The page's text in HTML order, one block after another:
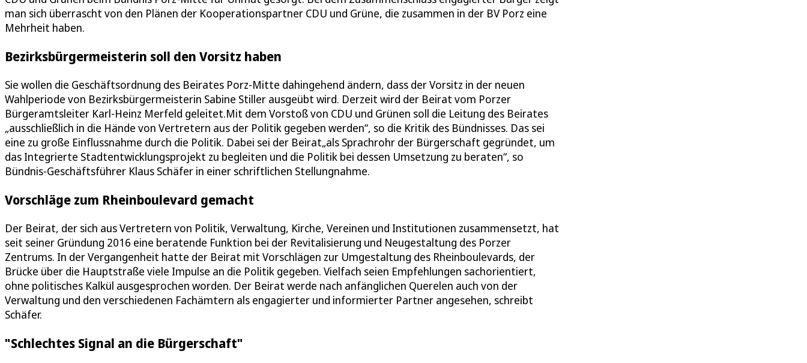
man sich überrascht von den Plänen der Kooperationspartner CDU und Grüne, die zusammen in der BV Porz eine
Mehrheit haben.
Bezirksbürgermeisterin soll den Vorsitz haben
Sie wollen die Geschäftsordnung des Beirates Porz-Mitte dahingehend ändern, dass der Vorsitz in der neuen
Wahlperiode von Bezirksbürgermeisterin Sabine Stiller ausgeübt wird. Derzeit wird der Beirat vom Porzer
Bürgeramtsleiter Karl-Heinz Merfeld geleitet.Mit dem Vorstoß von CDU und Grünen soll die Leitung des Beirates
„ausschließlich in die Hände von Vertretern aus der Politik gegeben werden“, so die Kritik des Bündnisses. Das sei
eine zu große Einflussnahme durch die Politik. Dabei sei der Beirat„als Sprachrohr der Bürgerschaft gegründet, um
das Integrierte Stadtentwicklungsprojekt zu begleiten und die Politik bei dessen Umsetzung zu beraten“, so
Bündnis-Geschäftsführer Klaus Schäfer in einer schriftlichen Stellungnahme.
Vorschläge zum Rheinboulevard gemacht
Der Beirat, der sich aus Vertretern von Politik, Verwaltung, Kirche, Vereinen und Institutionen zusammensetzt, hat
seit seiner Gründung 2016 eine beratende Funktion bei der Revitalisierung und Neugestaltung des Porzer
Zentrums. In der Vergangenheit hatte der Beirat mit Vorschlägen zur Umgestaltung des Rheinboulevards, der
Brücke über die Hauptstraße viele Impulse an die Politik gegeben. Vielfach seien Empfehlungen sachorientiert,
ohne politisches Kalkül ausgesprochen worden. Der Beirat werde nach anfänglichen Querelen auch von der
Verwaltung und den verschiedenen Fachämtern als engagierter und informierter Partner angesehen, schreibt
Schäfer.
"Schlechtes Signal an die Bürgerschaft"